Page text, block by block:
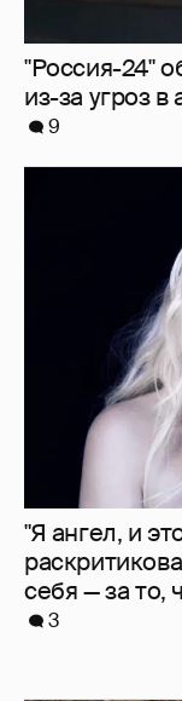
"Россия-24"
из-за угроз
9
"Я ангел, и
себя — за то,
3